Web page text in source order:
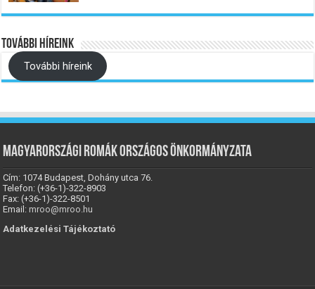
További híreink
További híreink
Magyarországi Romák Országos Önkormányzata
Cím: 1074 Budapest, Dohány utca 76.
Telefon: (+36-1)-322-8903
Fax: (+36-1)-322-8501
Email:mroo@mroo.hu
Adatkezelési Tájékoztató